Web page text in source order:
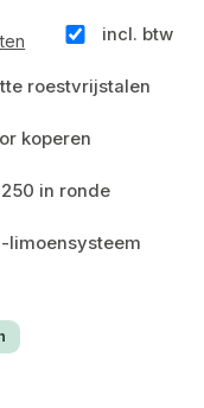
incl. btw
roestvrijstalen
koperen
in ronde
limoensysteem